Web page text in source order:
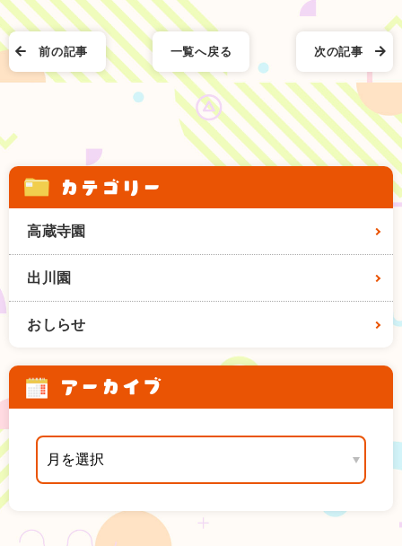
次の記事
一覧へ戻る
前の記事
カテゴリー
高蔵寺園
出川園
おしらせ
アーカイブ